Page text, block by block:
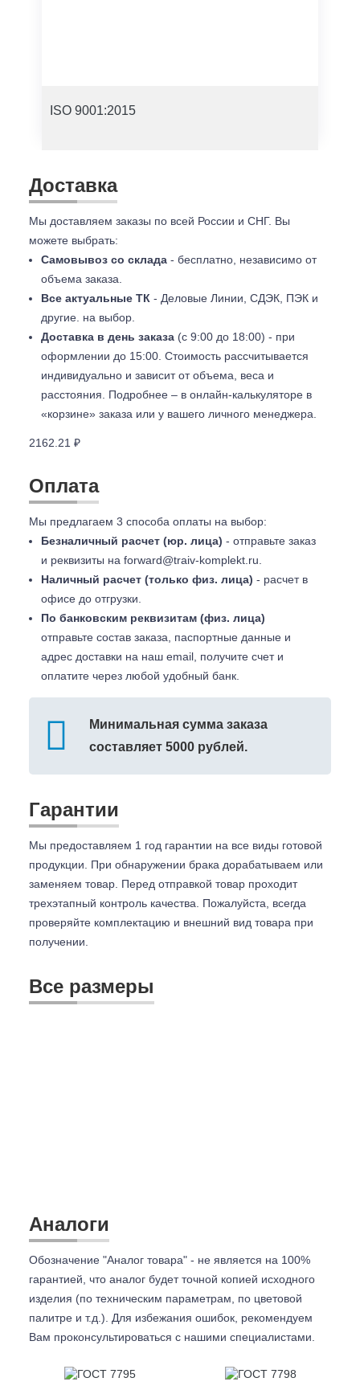
ISO 9001:2015
Доставка
Мы доставляем заказы по всей России и СНГ. Вы
можете выбрать:
Самовывоз со склада - бесплатно, независимо от
объема заказа.
Все актуальные ТК - Деловые Линии, СДЭК, ПЭК и
другие. на выбор.
Доставка в день заказа (с 9:00 до 18:00) - при
оформлении до 15:00. Стоимость рассчитывается
индивидуально и зависит от объема, веса и
расстояния. Подробнее – в онлайн-калькуляторе в
«корзине» заказа или у вашего личного менеджера.
2162.21 ₽
Оплата
Мы предлагаем 3 способа оплаты на выбор:
Безналичный расчет (юр. лица) - отправьте заказ
и реквизиты на forward@traiv-komplekt.ru
Наличный расчет (только физ. лица) - расчет в
офисе до отгрузки.
По банковским реквизитам (физ. лица)
отправьте состав заказа, паспортные данные и
адрес доставки на наш email, получите счет и
оплатите через любой удобный банк.
Минимальная сумма заказа
составляет 5000 рублей.
Гарантии
Мы предоставляем 1 год гарантии на все виды готовой
продукции. При обнаружении брака дорабатываем или
заменяем товар. Перед отправкой товар проходит
трехэтапный контроль качества. Пожалуйста, всегда
проверяйте комплектацию и внешний вид товара при
получении.
Все размеры
Аналоги
Обозначение "Аналог товара" - не является на 100%
гарантией, что аналог будет точной копией исходного
изделия (по техническим параметрам, по цветовой
палитре и т.д.). Для избежания ошибок, рекомендуем
Вам проконсультироваться с нашими специалистами.